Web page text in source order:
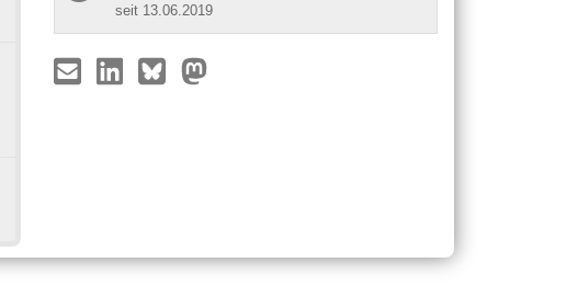
seit 13.06.2019